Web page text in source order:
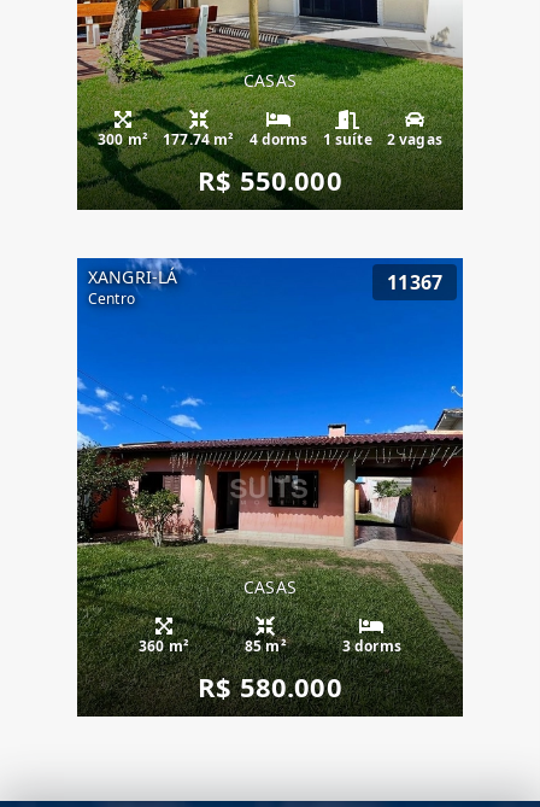
CASAS
300 m² 177.74 m² 4 dorms 1 suíte 2 vagas
R$ 550.000
XANGRI-LÁ
Centro
11367
CASAS
360 m² 85 m² 3 dorms
R$ 580.000